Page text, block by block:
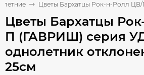
Цветы Бархатцы Рок-н-Ролл
Цветы Бархатцы
П (ГАВРИШ) серия
однолетник
25см